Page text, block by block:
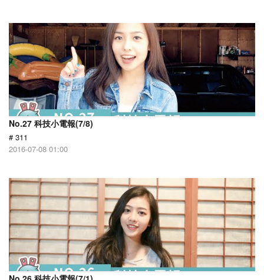
No.27 科技小電報(7/8)
# 311
2016-07-08 01:00